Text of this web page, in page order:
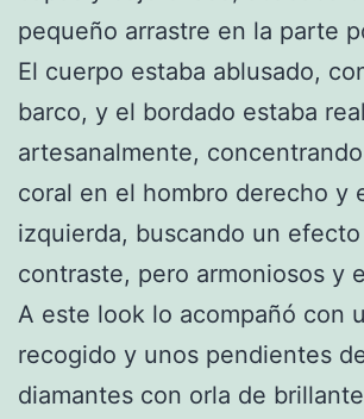
pequeño arrastre en la parte
El cuerpo estaba ablusado,
barco, y el bordado estaba
artesanalmente,
coral en el hombro derecho y
izquierda, buscando un
contraste, pero armoniosos y
A este look lo acompañó con
recogido y unos pendientes
diamantes con orla de